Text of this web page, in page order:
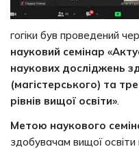
гогіки був проведений
науковий семінар
наукових досліджень
(магістерського) та
рівнів вищої освіти».
Метою наукового
здобувачам вищої